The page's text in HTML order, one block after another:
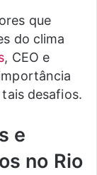
que
do clima
, CEO e
desafios.
e
no Rio